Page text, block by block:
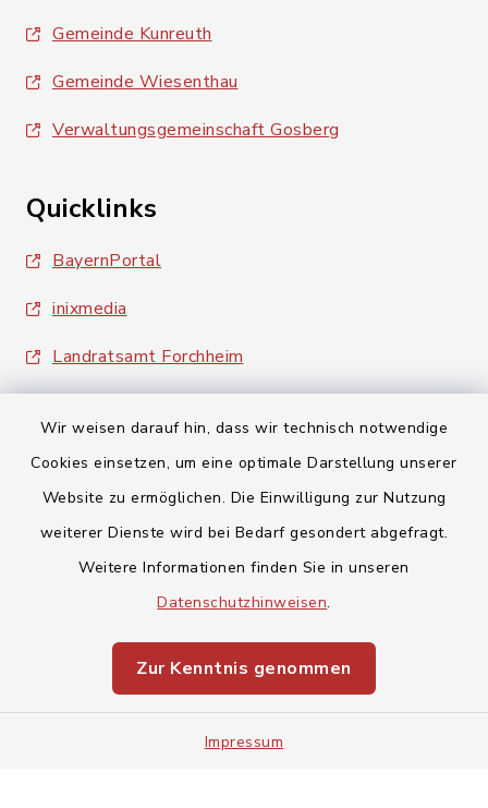
Wir weisen darauf hin, dass wir technisch notwendige
Cookies einsetzen, um eine optimale Darstellung unserer
Website zu ermöglichen. Die Einwilligung zur Nutzung
weiterer Dienste wird bei Bedarf gesondert abgefragt.
Weitere Informationen finden Sie in unseren
Datenschutzhinweisen.
Zur Kenntnis genommen
Impressum
Gemeinde Kunreuth
Gemeinde Wiesenthau
Verwaltungsgemeinschaft Gosberg
Quicklinks
BayernPortal
inixmedia
Landratsamt Forchheim
Barrierefreiheit
Impressum
Sitemap